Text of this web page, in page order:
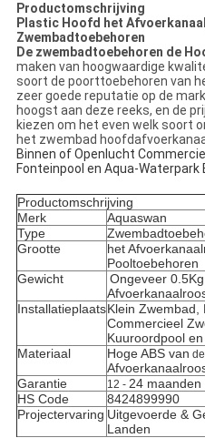
Productomschrijving
Plastic Hoofd het
Zwembadtoebehoren
De zwembadtoebehoren de
maken van hoogwaardige
soort de poorttoebehoren van
zeer goede reputatie op de
hoogst aan deze reeks, en de
kiezen om het even welk soort
het zwembad
Binnen of Openlucht
Fonteinpool en Aqua-Waterpark
Productomschrijving
Merk
Aquaswan
Type
Grootte
het
Pooltoebehoren
Gewicht
Ongeveer
InstallatieplaatsKlein Zwembad,
Commercieel
Kuuroordpool
Materiaal
Hoge ABS van de
Garantie
12 - 24 maanden
HS Code
8424899990
Projectervaring Uitgevoerde &
Landen